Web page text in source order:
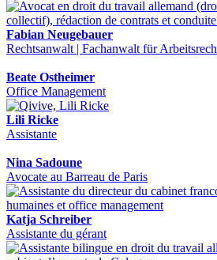
Fabian Neugebauer
Rechtsanwalt | Fachanwalt für
Beate Ostheimer
Office Management
Lili Ricke
Assistante
Nina Sadoune
Avocate au Barreau de Paris
Katja Schreiber
Assistante du gérant